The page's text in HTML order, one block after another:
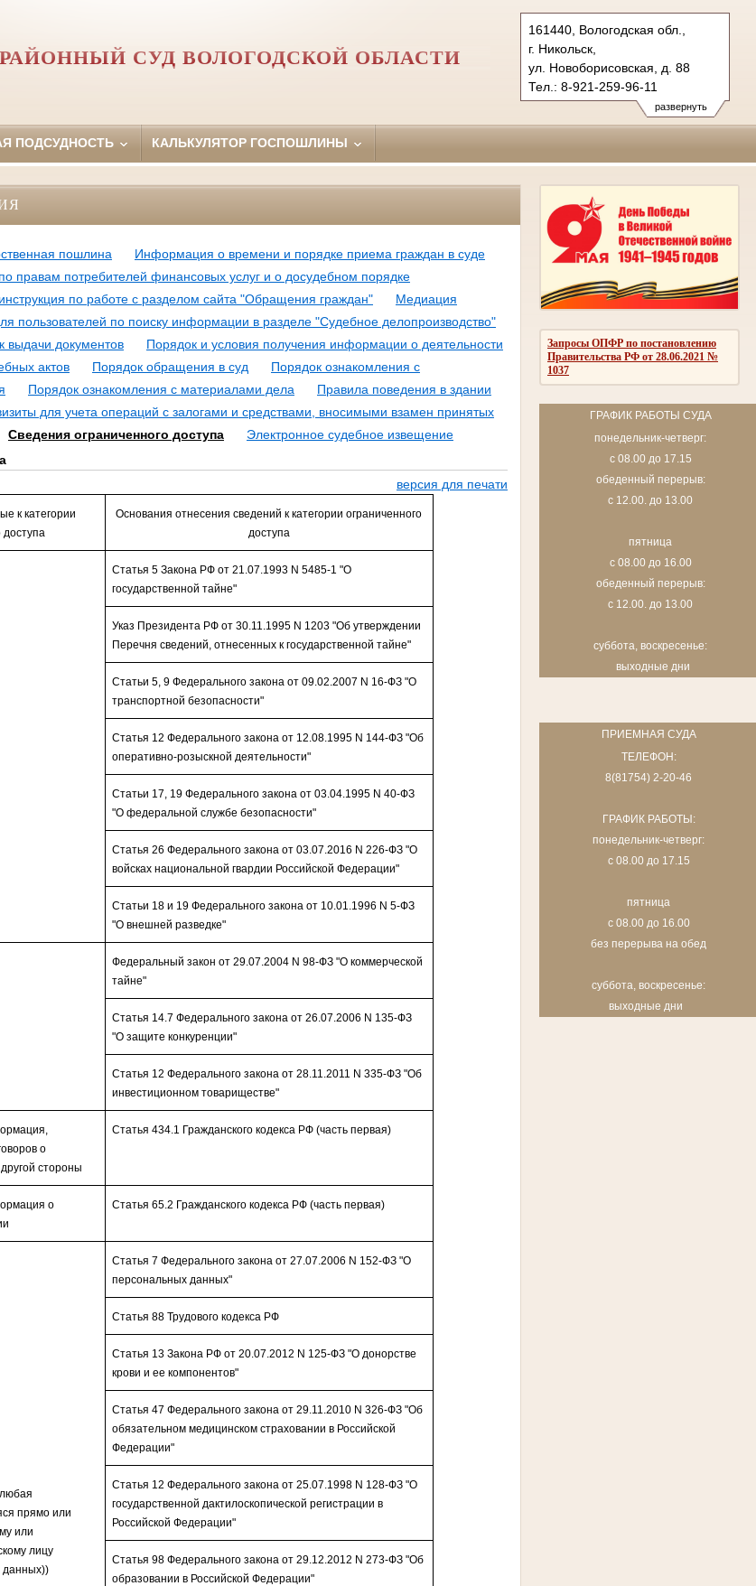
развернуть
161440, Вологодская обл.,
г. Никольск,
ул. Новоборисовская, д. 88
Тел.: 8-921-259-96-11
nikolsky.vld@sudrf.ru
показать на карте
СУД ВОЛОГОДСКОЙ ОБЛАСТИ
ПОДСУДНОСТЬ КАЛЬКУЛЯТОР ГОСПОШЛИНЫ
Запросы ОПФР по постановлению
Правительства РФ от 28.06.2021 №
1037
ГРАФИК РАБОТЫ СУДА
понедельник-четверг:
с 08.00 до 17.15
обеденный перерыв:
с 12.00. до 13.00
пятница
с 08.00 до 16.00
обеденный перерыв:
с 12.00. до 13.00
суббота, воскресенье:
выходные дни
ПРИЕМНАЯ СУДА
ТЕЛЕФОН:
8(81754) 2-20-46
ГРАФИК РАБОТЫ:
понедельник-четверг:
с 08.00 до 17.15
пятница
с 08.00 до 16.00
без перерыва на обед
суббота, воскресенье:
выходные дни
пошлина
Информация о времени и порядке приема граждан в суде
правам потребителей финансовых услуг и о досудебном порядке
по работе с разделом сайта "Обращения граждан"
Медиация
пользователей по поиску информации в разделе "Судебное делопроизводство"
выдачи документов
Порядок и условия получения информации о деятельности
актов Порядок обращения в суд
Порядок ознакомления с
Порядок ознакомления с материалами дела
Правила поведения в здании
для учета операций с залогами и средствами, вносимыми взамен принятых
Сведения ограниченного доступа
Электронное судебное извещение
версия для печати
к категории
доступа
Основания отнесения сведений к категории ограниченного
доступа
Статья 5 Закона РФ от 21.07.1993 N 5485-1 "О
государственной тайне"
Указ Президента РФ от 30.11.1995 N 1203 "Об утверждении
Перечня сведений, отнесенных к государственной тайне"
Статьи 5, 9 Федерального закона от 09.02.2007 N 16-ФЗ "О
транспортной безопасности"
Статья 12 Федерального закона от 12.08.1995 N 144-ФЗ "Об
оперативно-розыскной деятельности"
Статьи 17, 19 Федерального закона от 03.04.1995 N 40-ФЗ
"О федеральной службе безопасности"
Статья 26 Федерального закона от 03.07.2016 N 226-ФЗ "О
войсках национальной гвардии Российской Федерации"
Статьи 18 и 19 Федерального закона от 10.01.1996 N 5-ФЗ
"О внешней разведке"
Федеральный закон от 29.07.2004 N 98-ФЗ "О коммерческой
тайне"
Статья 14.7 Федерального закона от 26.07.2006 N 135-ФЗ
"О защите конкуренции"
Статья 12 Федерального закона от 28.11.2011 N 335-ФЗ "Об
инвестиционном товариществе"
о
стороны
Статья 434.1 Гражданского кодекса РФ (часть первая)
о
Статья 65.2 Гражданского кодекса РФ (часть первая)
прямо или
или
лицу
данных))
Статья 7 Федерального закона от 27.07.2006 N 152-ФЗ "О
персональных данных"
Статья 88 Трудового кодекса РФ
Статья 13 Закона РФ от 20.07.2012 N 125-ФЗ "О донорстве
крови и ее компонентов"
Статья 47 Федерального закона от 29.11.2010 N 326-ФЗ "Об
обязательном медицинском страховании в Российской
Федерации"
Статья 12 Федерального закона от 25.07.1998 N 128-ФЗ "О
государственной дактилоскопической регистрации в
Российской Федерации"
Статья 98 Федерального закона от 29.12.2012 N 273-ФЗ "Об
образовании в Российской Федерации"